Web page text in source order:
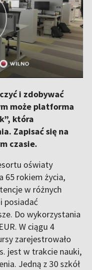
i zdobywać
może platforma
która
Zapisać się na
czasie.
oświaty
65 rokiem życia,
w różnych
posiadać
Do wykorzystania
W ciągu 4
zarejestrowało
jest w trakcie nauki,
Jedną z 30 szkół